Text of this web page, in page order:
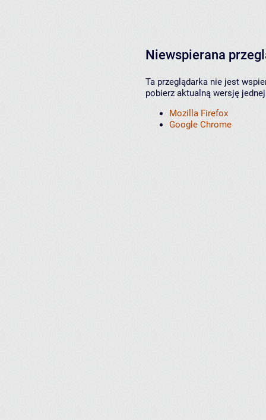
Niewspierana
Ta przeglądarka nie jest
pobierz aktualną wersję
Mozilla Firefox
Google Chrome